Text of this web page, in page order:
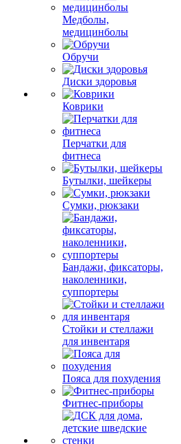
Медболы,
медицинболы
Обручи
Диски здоровья
Коврики
Перчатки для
фитнеса
Бутылки, шейкеры
Сумки, рюкзаки
Бандажи, фиксаторы,
наколенники,
суппортеры
Стойки и стеллажи
для инвентаря
Пояса для похудения
Фитнес-приборы